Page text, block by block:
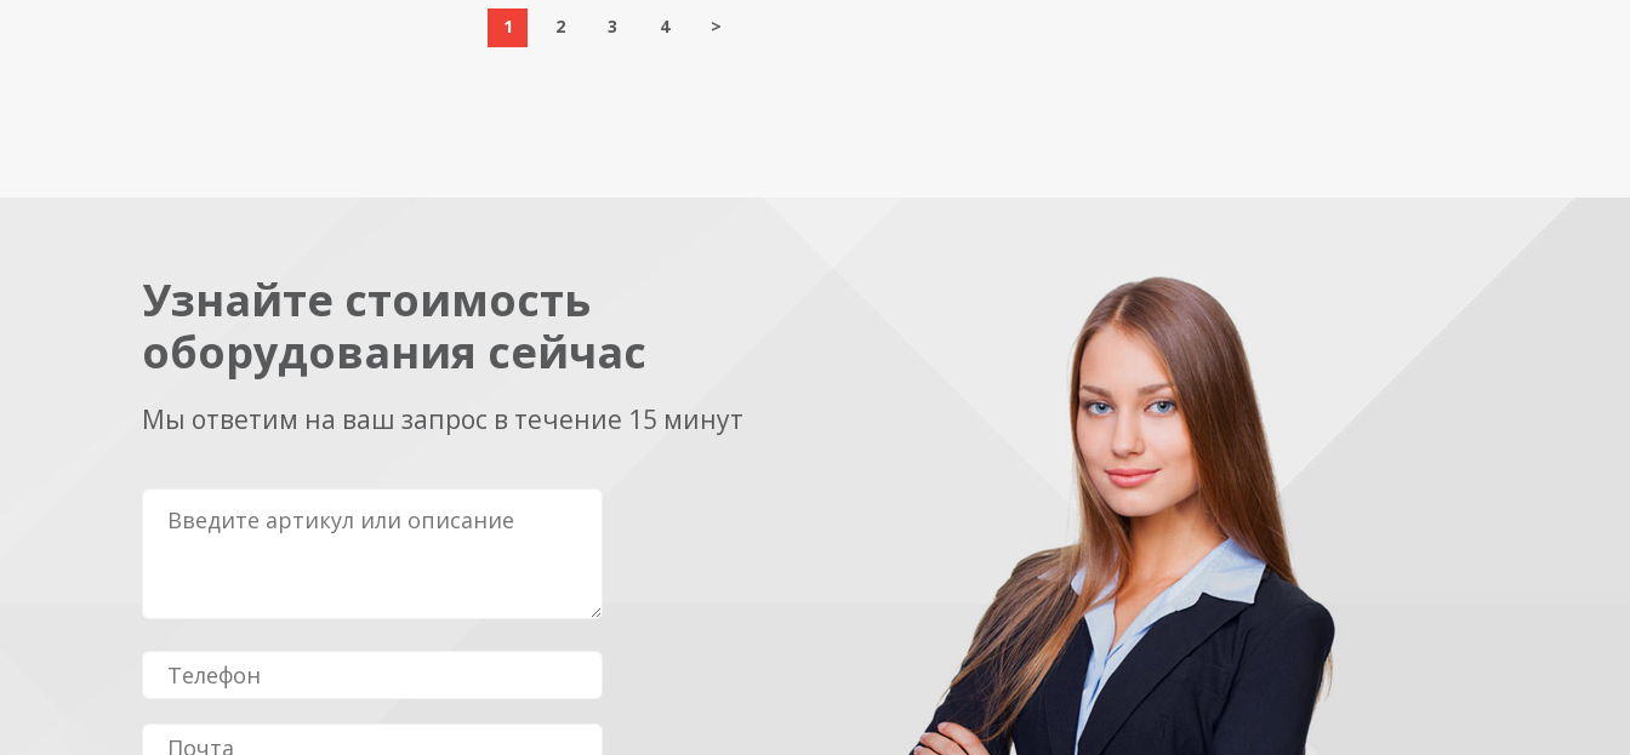
1 2 3 4 >
Узнайте стоимость
оборудования сейчас
Мы ответим на ваш запрос в течение 15 минут